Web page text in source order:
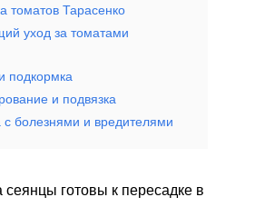
томатов Тарасенко
уход за томатами
подкормка
и подвязка
с болезнями и вредителями
готовы к пересадке в